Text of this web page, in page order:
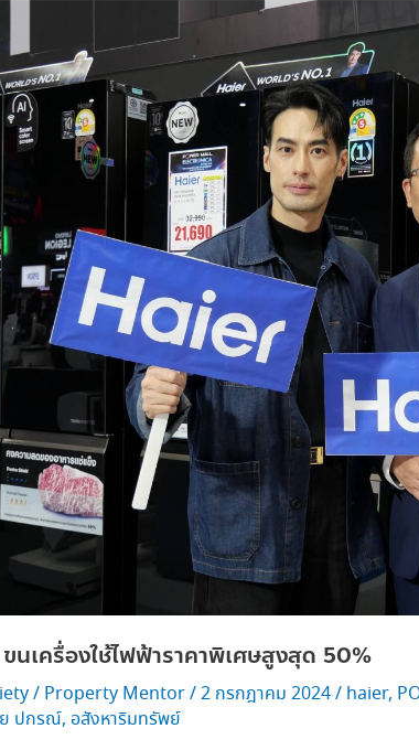
ขนเครื่องใช้ไฟฟ้าราคาพิเศษสูงสุด 50%
/ Property Mentor/2 กรกฎาคม 2024/ haier,
ปกรณ์, อสังหาริมทรัพย์